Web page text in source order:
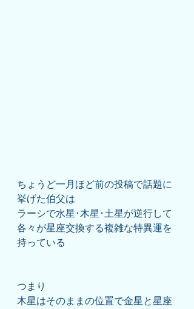
ちょうど一月ほど前の投稿で話題に
挙げた伯父は
ラーシで水星･木星･土星が逆行して
各々が星座交換する複雑な特異運を
持っている
つまり
木星はそのままの位置で金星と星座